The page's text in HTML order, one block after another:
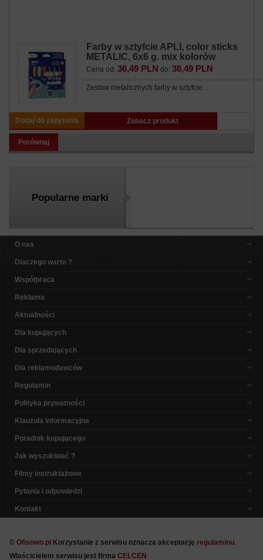
Farby w sztyfcie APLI, color sticks
METALIC, 6x6 g. mix kolorów
Cena od: 36,49 PLN do: 36,49 PLN
Zestaw metalicznych farby w sztyfcie…
Dodaj do zapytania Zobacz produkt
Porównaj
Popularne marki
O nas
Dlaczego warto ?
Współpraca
Reklama
Aktualności
Dla kupujących
Dla sprzedających
Dla reklamodawców
Regulamin
Polityka prywatności
Klauzula informacyjna
Poradnik kupującego
Jak wyszukiwać ?
Filmy instruktażowe
Pytania i odpowiedzi
Kontakt
© Ofisowo.pl Korzystanie z serwisu oznacza akceptację regulaminu.
Właścicielem serwisu jest firma CELCEN